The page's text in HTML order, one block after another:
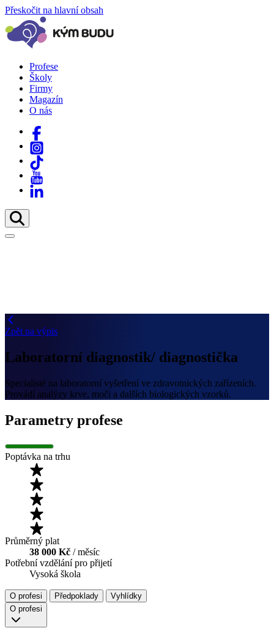
Přeskočit na hlavní obsah
Profese
Školy
Firmy
Magazín
O nás
Zpět na výpis
Laboratorní diagnostik/ diagnostička
Specialisté na laboratorní vyšetření ve zdravotnických zařízeních.
Provádí analýzy krve, moči a dalších biologických vzorků.
Parametry profese
Poptávka na trhu
Průměrný plat
38 000 Kč / měsíc
Potřební vzdělání pro přijetí
Vysoká škola
O profesi Předpoklady
Vyhlídky
O profesi